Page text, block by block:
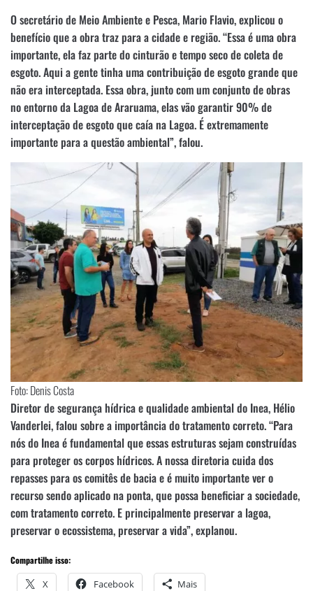
O secretário de Meio Ambiente e Pesca, Mario Flavio, explicou o
benefício que a obra traz para a cidade e região. “Essa é uma obra
importante, ela faz parte do cinturão e tempo seco de coleta de
esgoto. Aqui a gente tinha uma contribuição de esgoto grande que
não era interceptada. Essa obra, junto com um conjunto de obras
no entorno da Lagoa de Araruama, elas vão garantir 90% de
interceptação de esgoto que caía na Lagoa. É extremamente
importante para a questão ambiental”, falou.
Foto: Denis Costa
Diretor de segurança hídrica e qualidade ambiental do Inea, Hélio
Vanderlei, falou sobre a importância do tratamento correto. “Para
nós do Inea é fundamental que essas estruturas sejam construídas
para proteger os corpos hídricos. A nossa diretoria cuida dos
repasses para os comitês de bacia e é muito importante ver o
recurso sendo aplicado na ponta, que possa beneficiar a sociedade,
com tratamento correto. E principalmente preservar a lagoa,
preservar o ecossistema, preservar a vida”, explanou.
Compartilhe isso:
X Facebook Mais